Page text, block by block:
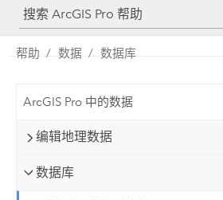
Python
帮助 数据 数据库
ArcGIS Pro 中的数据
编辑地理数据
数据库